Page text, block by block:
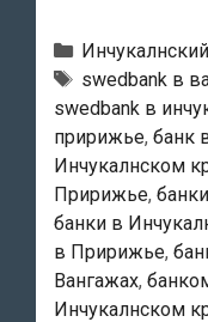
в
Рубрики
Тэги
swedbank в
swedbank в
пририжье, банк
Инчукалнском
Пририжье,
банки в
в Пририжье,
Вангажах,
Инчукалнском